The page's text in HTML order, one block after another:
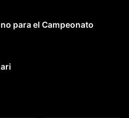
para el Campeonato